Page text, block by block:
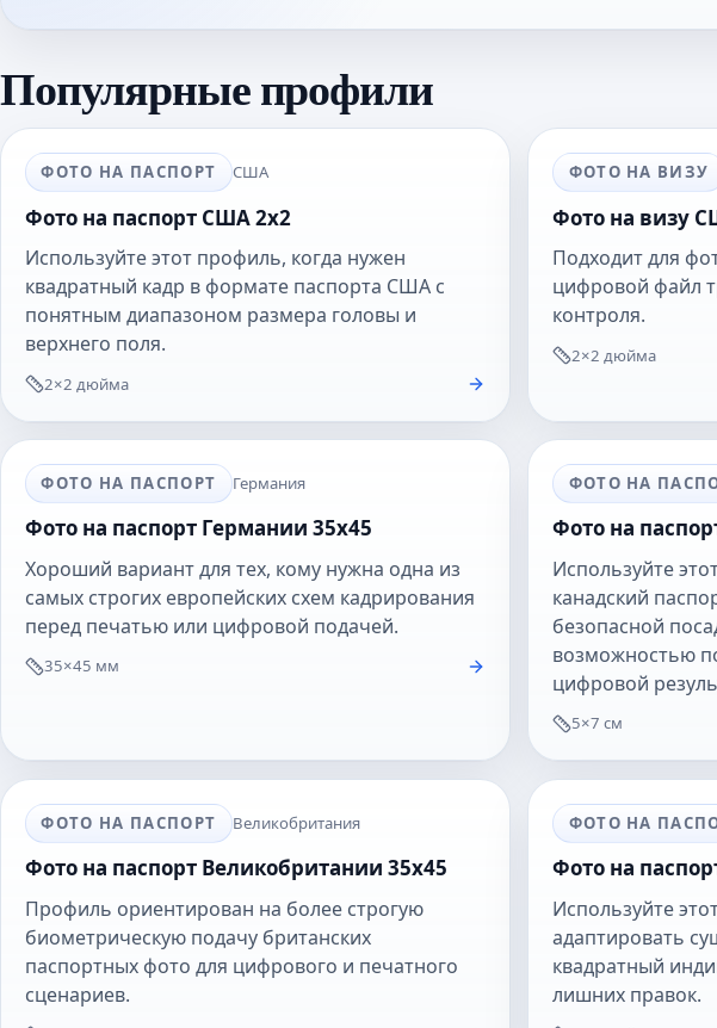
Популярные профили
ФОТО НА ПАСПОРТ США
Фото на паспорт США 2x2
Используйте этот профиль, когда нужен
квадратный кадр в формате паспорта США с
понятным диапазоном размера головы и
верхнего поля.
2×2 дюйма
ФОТО НА ВИЗУ
Фото на визу
Подходит для
цифровой файл
контроля.
2×2 дюйма
ФОТО НА ПАСПОРТ Германия
Фото на паспорт Германии 35x45
Хороший вариант для тех, кому нужна одна из
самых строгих европейских схем кадрирования
перед печатью или цифровой подачей.
35×45 мм
ФОТО НА
Фото на
Используйте
канадский
безопасной
возможностью
цифровой
5×7 см
ФОТО НА ПАСПОРТ Великобритания
Фото на паспорт Великобритании 35x45
Профиль ориентирован на более строгую
биометрическую подачу британских
паспортных фото для цифрового и печатного
сценариев.
ФОТО НА
Фото на
Используйте
адаптировать
квадратный
лишних правок.